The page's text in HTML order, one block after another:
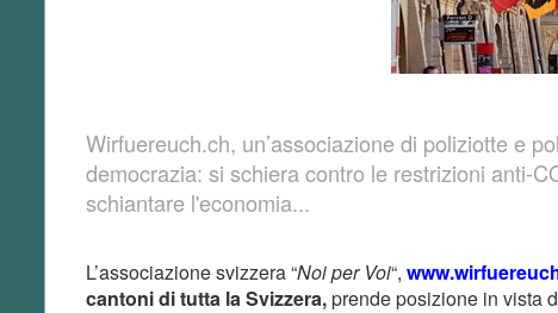
Wirfuereuch.ch, un’associazione di poliziotte e
democrazia: si schiera contro le restrizioni anti-
schiantare l'economia...
L’associazione svizzera “Noi per Voi“,
cantoni di tutta la Svizzera,prende posizione in vista